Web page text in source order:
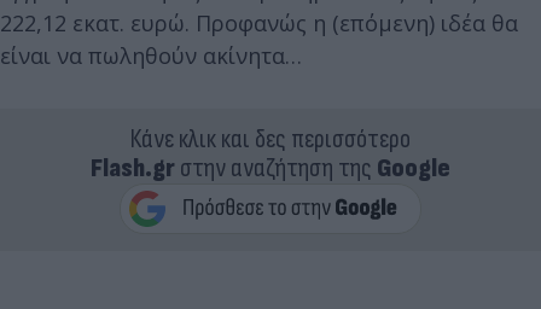
222,12 εκατ. ευρώ. Προφανώς η (επόμενη) ιδέα θα
είναι να πωληθούν ακίνητα…
Κάνε κλικ και δες περισσότερο
Flash.grστην αναζήτηση της Google